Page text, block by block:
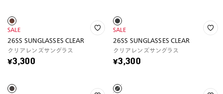
SALE
26SS SUNGLASSES CLEAR
クリアレンズサングラス
¥3,300
SALE
26SS SUNGLASSES CLEAR
クリアレンズサングラス
¥3,300